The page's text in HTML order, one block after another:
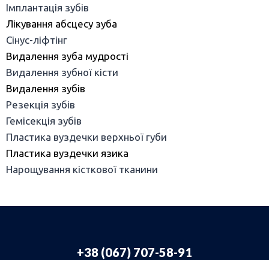
Імплантація зубів
Лікування абсцесу зуба
Сінус-ліфтінг
Видалення зуба мудрості
Видалення зубної кісти
Видалення зубів
Резекція зубів
Гемісекція зубів
Пластика вуздечки верхньої губи
Пластика вуздечки язика
Нарощування кісткової тканини
+38 (067) 707-58-91